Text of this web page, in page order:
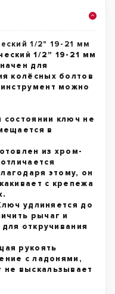
1/2" 19-21 мм
1/2" 19-21 мм
для
колёсных болтов
можно
ключ не
в
из хром-
этому, он
с крепежа
удлиняется до
рычаг и
откручивания
рукоять
с ладонями,
не выскальзывает